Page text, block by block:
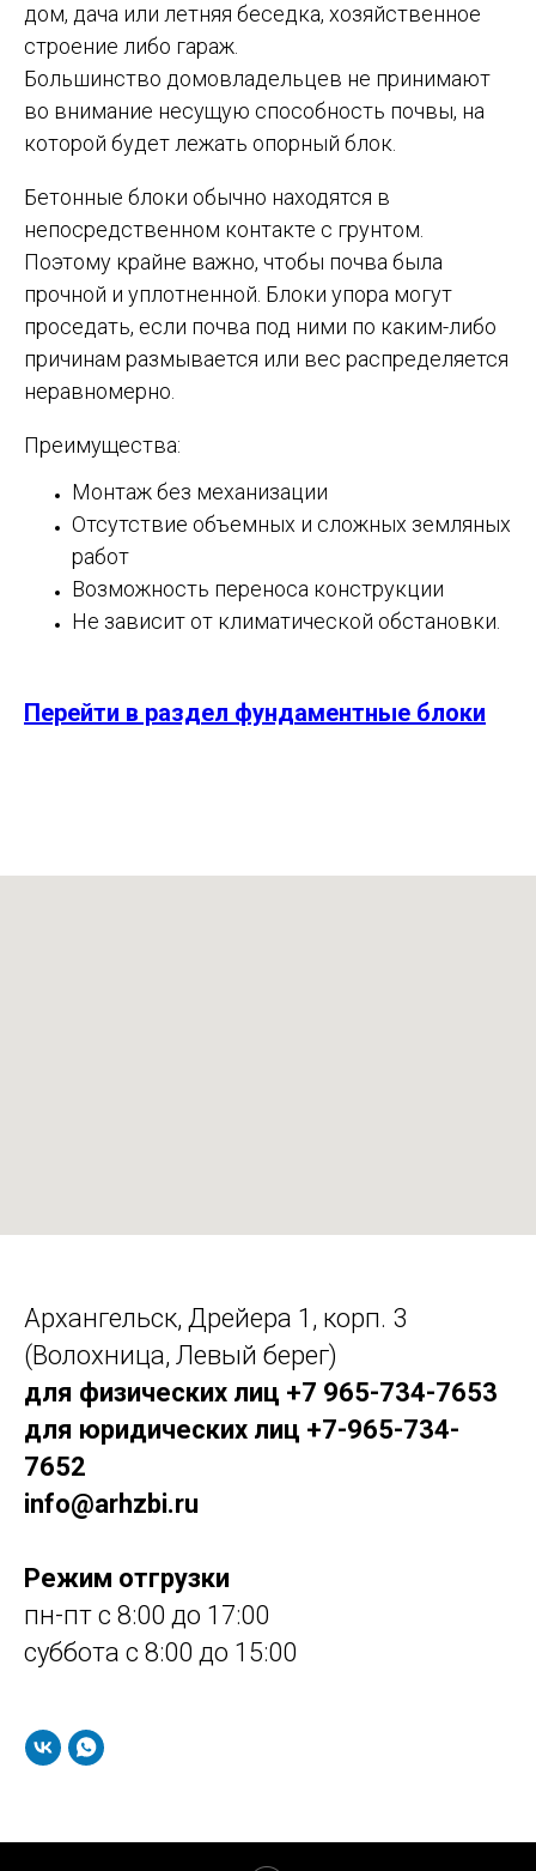
дом, дача или летняя беседка, хозяйственное
строение либо гараж.
Большинство домовладельцев не принимают
во внимание несущую способность почвы, на
которой будет лежать опорный блок.
Бетонные блоки обычно находятся в
непосредственном контакте с грунтом.
Поэтому крайне важно, чтобы почва была
прочной и уплотненной. Блоки упора могут
проседать, если почва под ними по каким-либо
причинам размывается или вес распределяется
неравномерно.
Преимущества:
Монтаж без механизации
Отсутствие объемных и сложных земляных
работ
Возможность переноса конструкции
Не зависит от климатической обстановки.
Перейти в раздел фундаментные блоки
Архангельск, Дрейера 1, корп. 3
(Волохница, Левый берег)
для физических лиц +7 965-734-7653
для юридических лиц +7-965-734-
7652
info@arhzbi.ru
Режим отгрузки
пн-пт с 8:00 до 17:00
суббота с 8:00 до 15:00